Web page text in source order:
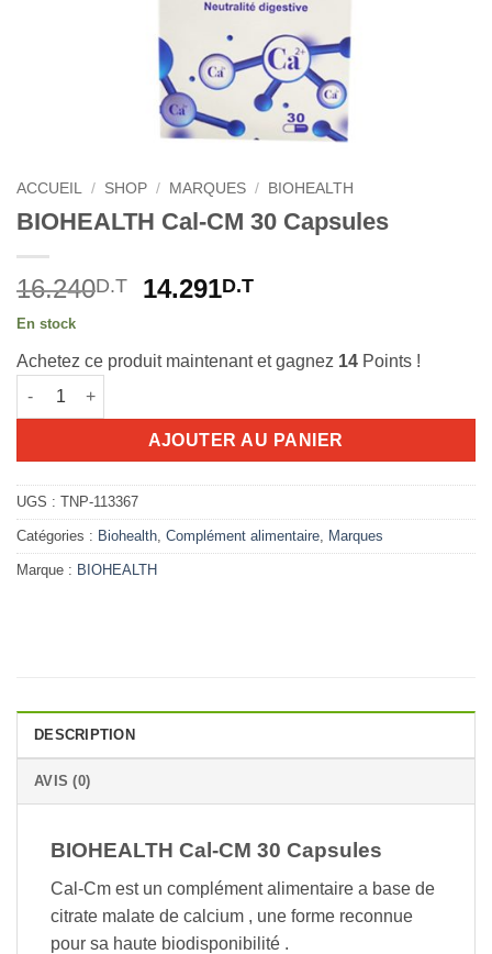
ACCUEIL / SHOP / MARQUES / BIOHEALTH
BIOHEALTH Cal-CM 30 Capsules
16.240D.T
Le
était :
14.291D.TLe
est :
En stock
Achetez ce produit maintenant et gagnez 14 Points !
quantité de BIOHEALTH Cal-CM 30 Capsules
AJOUTER AU PANIER
UGS : TNP-113367
Catégories : Biohealth Complément alimentaire Marques
Marque : BIOHEALTH
DESCRIPTION
AVIS (0)
BIOHEALTH Cal-CM 30 Capsules
Cal-Cm est un complément alimentaire a base de
citrate malate de calcium , une forme reconnue
pour sa haute biodisponibilité .